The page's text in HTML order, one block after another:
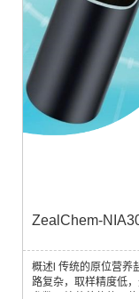
ZealChem-
概述l 传统的原位营养
路复杂，取样精度低